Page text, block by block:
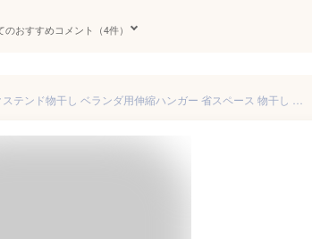
のおすすめコメント（4件）